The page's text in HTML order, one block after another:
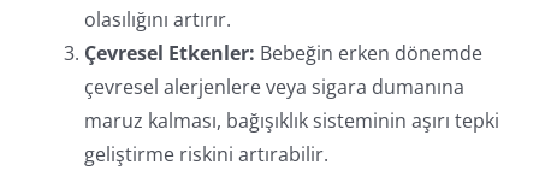
olasılığını artırır.
Çevresel Etkenler: Bebeğin erken dönemde
çevresel alerjenlere veya sigara dumanına
maruz kalması, bağışıklık sisteminin aşırı tepki
geliştirme riskini artırabilir.